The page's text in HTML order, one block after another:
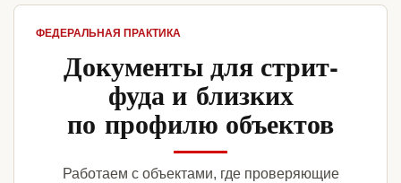
ФЕДЕРАЛЬНАЯ ПРАКТИКА
Документы для стрит-
фуда и близких
по профилю объектов
Работаем с объектами, где проверяющие